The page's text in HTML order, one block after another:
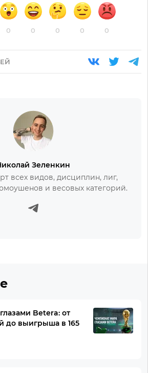
0 0 0 0 0
Зеленкин
всех видов, дисциплин, лиг,
и весовых категорий.
Betera: от
до выигрыша в 165